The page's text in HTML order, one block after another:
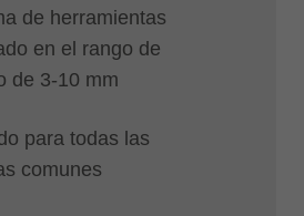
de herramientas
en el rango de
de 3-10 mm
para todas las
comunes